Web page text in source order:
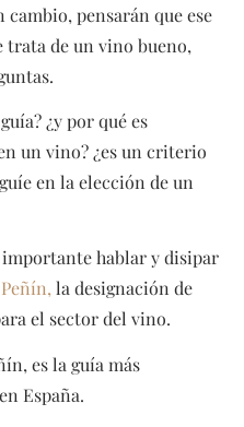
pensarán que ese
de un vino bueno,
¿y por qué es
un vino? ¿es un criterio
en la elección de un
importante hablar y disipar
la designación de
el sector del vino.
es la guía más
España.